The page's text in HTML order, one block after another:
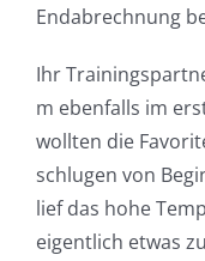
Endabrechnung
Ihr
m ebenfalls im
wollten die
schlugen von
lief das hohe
eigentlich etwas